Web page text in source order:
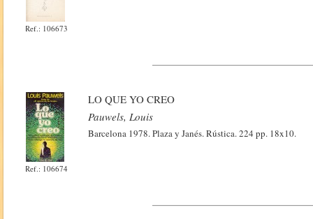
Ref.: 106673
Ref.: 106674
LO QUE YO CREO
Pauwels, Louis
Barcelona 1978. Plaza y Janés. Rústica. 224 pp. 18x10.